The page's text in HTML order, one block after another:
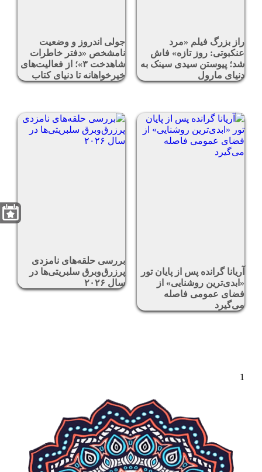
راز بزرگ فیلم «مرد
عنکبوتی: روز تازه» فاش
شد؛ پیوستن سیدی سینک به
دنیای مارول
جولی اندروز و وضعیت
نامشخص «دفتر خاطرات
شاهدخت ۳»؛ از فعالیت‌های
خیرخواهانه تا دنیای کتاب
آریانا گرانده پس از پایان تور
«ابدی‌ترین روشنایی» از
فضای عمومی فاصله
می‌گیرد
بررسی حلقه‌های نامزدی
پرزرق‌وبرق سلبریتی‌ها در
سال ۲۰۲۶